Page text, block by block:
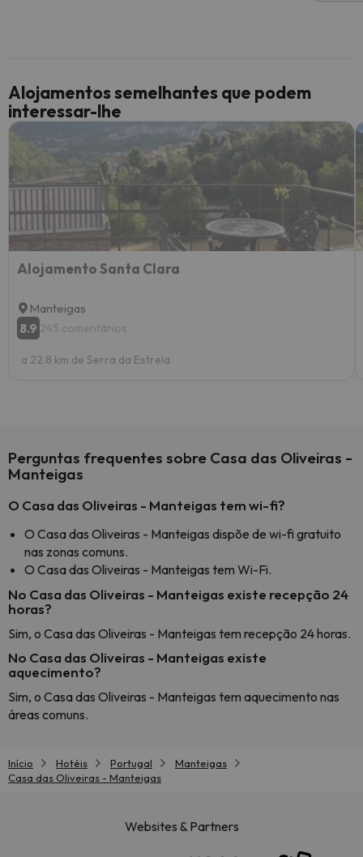
Alojamentos semelhantes que podem
interessar-lhe
Alojamento Santa Clara
Manteigas
8.9 245 comentários
a 22.8 km de Serra da Estrela
Perguntas frequentes sobre Casa das Oliveiras -
Manteigas
O Casa das Oliveiras - Manteigas tem wi-fi?
O Casa das Oliveiras - Manteigas dispõe de wi-fi gratuito
nas zonas comuns.
O Casa das Oliveiras - Manteigas tem Wi-Fi.
No Casa das Oliveiras - Manteigas existe recepção 24
horas?
Sim, o Casa das Oliveiras - Manteigas tem recepção 24 horas.
No Casa das Oliveiras - Manteigas existe
aquecimento?
Sim, o Casa das Oliveiras - Manteigas tem aquecimento nas
áreas comuns.
Início Hotéis Portugal
Manteigas
Casa das Oliveiras - Manteigas
Websites & Partners